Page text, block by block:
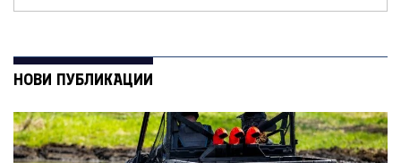
НОВИ ПУБЛИКАЦИИ